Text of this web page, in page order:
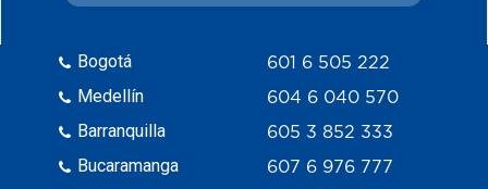
Bogotá
Medellín
Barranquilla
Bucaramanga
601 6 505 222
604 6 040 570
605 3 852 333
607 6 976 777